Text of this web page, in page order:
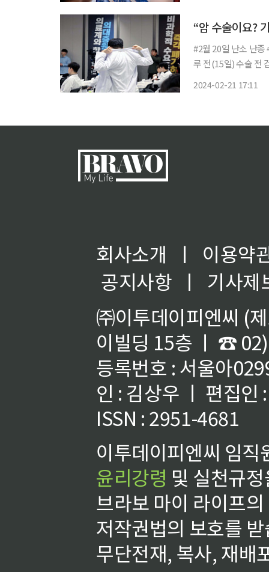
#2월 20일 난소 난종
루 전(15일) 수술 전
2024-02-21 17:11
회사소개 ㅣ
이용약
공지사항
ㅣ
기사제
㈜이투데이피엔씨 (
이빌딩 15층 ㅣ ☎
등록번호 : 서울아
인 : 김상우 ㅣ 편집인
ISSN : 2951-4681
이투데이피엔씨 임
윤리강령 및 실천규
브라보 마이 라이프
저작권법의 보호를
무단전재, 복사, 재배